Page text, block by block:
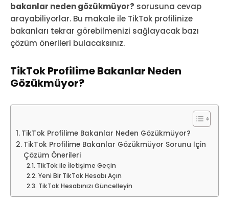
bakanlar neden gözükmüyor? sorusuna cevap
arayabiliyorlar. Bu makale ile TikTok profilinize
bakanları tekrar görebilmenizi sağlayacak bazı
çözüm önerileri bulacaksınız.
TikTok Profilime Bakanlar Neden
Gözükmüyor?
TikTok Profilime Bakanlar Neden Gözükmüyor?
TikTok Profilime Bakanlar Gözükmüyor Sorunu İçin
Çözüm Önerileri
TikTok ile İletişime Geçin
Yeni Bir TikTok Hesabı Açın
TikTok Hesabınızı Güncelleyin